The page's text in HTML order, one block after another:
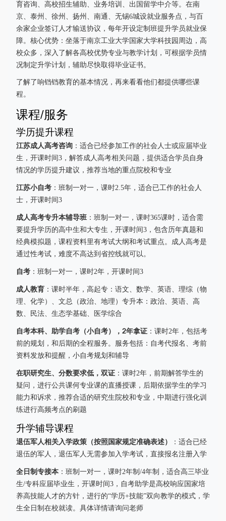
育咨询、高校招生辅助、业务培训、出国留学中介等。在南
京、泰州、徐州、扬州、南通、无锡6城设就业服务点，与百
余家企业签订人才输送协议，每年开设定制班提升学员就业保
障。核心优势：坐落于南京工业大学国家大学科技园周边，高
校众多，深入了解各高校优势专业与教学计划，可根据学员情
况制定升学计划，辅助尽快取得毕业证书。
了解了响铛铛教育的基本情况，再来看看他们都提供哪些课
程。
课程/服务
学历提升课程
江苏成人高考咨询 ：适合已经参加工作的社会人士或应届毕业
生，开课时间3，解答成人高考相关问题，提供适合学员自身
情况的学历提升建议，推荐当地的重点院校和专业
江苏小自考 ：班制一对一，课时2.5年，适合已工作的社会人
士，开课时间3
成人高考专升本辅导班 ：班制一对一，课时365课时，适合需
要提升学历的高中生和大专生，开课时间3，包含历年真题和
经典模拟题，课程资料里有考试大纲和考试重点。成人高考是
通过性考试，难度不高达到省控线就可以。
自考 ：班制一对一，课时2年，开课时间3
成人教育 ：课时半年，高起专：语文、数学、英语、理综（物
理、化学）、文总（政治、地理）专升本：政治、英语、高
数、民法、生态学基础、医学综合
自考本科、助学自考（小自考），2年拿证 ：课时2年，包括考
前的规划，和后期的全程服务。服务包括：自考代报名、考前
资料发放和提醒，小自考规划和辅导
在职研究生、分数要求低，双证 ：课时2年，前期解答学生的
疑问，进行公共课何专业课的直播授课，后期依据学生的学习
能力和诉求，推荐合适的研究生院校和专业，中期进行强化训
练进行高频考点的刷题
升学辅导课程
退伍军人相关入学政策（按照国家规定准确表述）
：适合已经
退伍的军人，退伍军人无需参加入学考试，直接报名注册入学
全日制专接本 ：班制一对一，课时2年制/4年制，适合高三毕业
生/专科应届毕业生，开课时间3，自考助学是高校响应国家培
养高技能人才的方针，进行的“学历+技能”双向教学的模式，学
生全日制在校就读。具体详情请询问老师